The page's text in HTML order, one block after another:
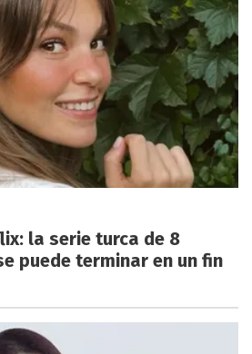
la serie turca de 8
puede terminar en un fin